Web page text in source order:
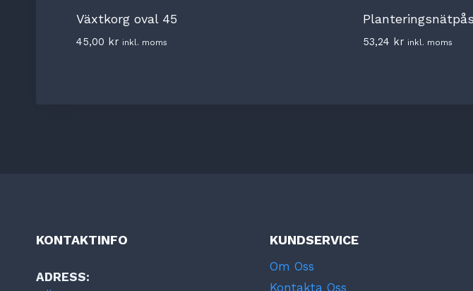
Växtkorg oval 45
45,00 kr inkl. moms 53,24 kr inkl. moms
KONTAKTINFO
ADRESS:
KUNDSERVICE
Om Oss
Kontakta Oss